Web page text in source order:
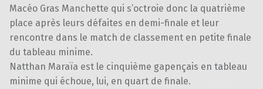
Macéo Gras Manchette qui s’octroie donc la quatrième
place après leurs défaites en demi-finale et leur
rencontre dans le match de classement en petite finale
du tableau minime.
Natthan Maraïa est le cinquième gapençais en tableau
minime qui échoue, lui, en quart de finale.